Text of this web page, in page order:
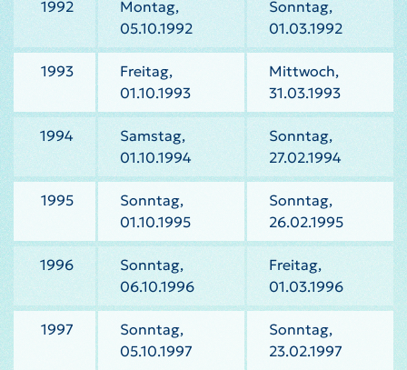
1992
Montag,
05.10.1992
Sonntag,
01.03.1992
1993
Freitag,
01.10.1993
Mittwoch,
31.03.1993
1994
Samstag,
01.10.1994
Sonntag,
27.02.1994
1995
Sonntag,
01.10.1995
Sonntag,
26.02.1995
1996
Sonntag,
06.10.1996
Freitag,
01.03.1996
1997
Sonntag,
05.10.1997
Sonntag,
23.02.1997